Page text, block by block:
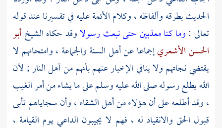
الحديث بطرقه وألفاظه ، وكلام الأئمة عليه في تفسيرنا عند قوله
تعالى :وما كنا معذبين حتى نبعث رسولاوقد حكاه الشيخأبو
الحسن الأشعريإجماعا عن أهل السنة والجماعة ، وامتحانهم لا
يقتضي نجاتهم ولا ينافي الإخبار عنهم بأنهم من أهل النار ; لأن
الله يطلع رسوله صلى الله عليه وسلم على ما يشاء من أمر الغيب
، وقد أطلعه على أن هؤلاء من أهل الشقاء ، وأن سجاياهم تأبى
قبول الحق والانقياد له ، فهم لا يجيبون الداعي يوم القيامة ،